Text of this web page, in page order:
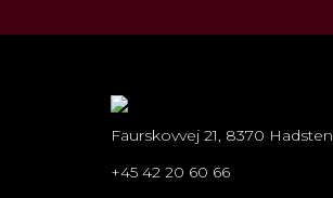
Faurskovvej 21, 8370 Hadsten
+45 42 20 60 66